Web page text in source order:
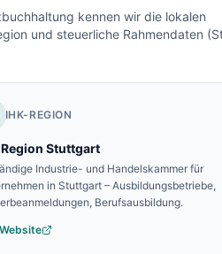
kennen wir die lokalen
und steuerliche Rahmendaten
IHK-REGION
Region Stuttgart
Industrie- und Handelskammer für
in Stuttgart– Ausbildungsbetriebe,
Berufsausbildung.